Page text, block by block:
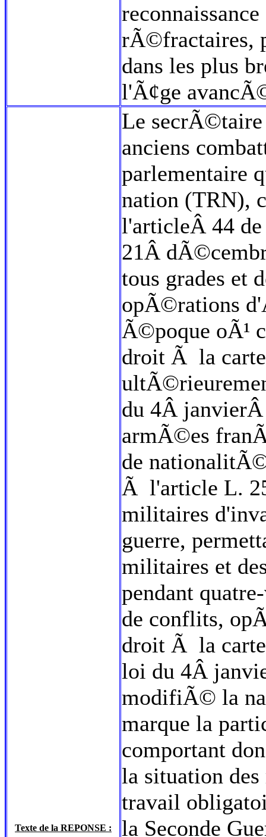
rÃ©fractaires,
dans les plus
l'Ã¢ge
Texte de la REPONSE :
Le
anciens
parlementaire
nation (TRN),
l'articleÂ 44
21Â
tous grades et
opÃ©rations
Ã©poque oÃ¹
droit Ã la
du 4Â
armÃ©es
de
Ã l'article L.
militaires
guerre,
militaires et
pendant
de conflits,
droit Ã la
loi du 4Â
modifiÃ© la
marque la
comportant
la situation
travail
la Seconde